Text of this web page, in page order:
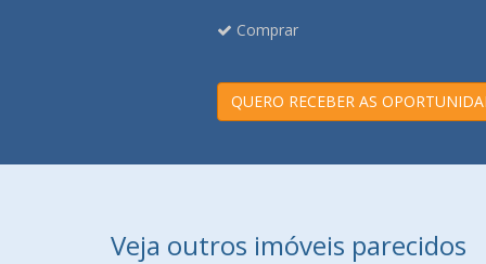
Comprar
QUERO RECEBER AS
Veja outros imóveis parecidos